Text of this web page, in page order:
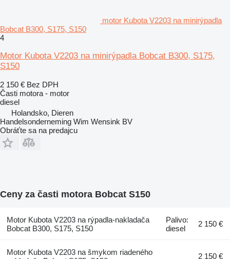
motor Kubota V2203 na minirýpadla
Bobcat B300, S175, S150
4
Motor Kubota V2203 na minirýpadla Bobcat B300, S175,
S150
2 150 € Bez DPH
Časti motora - motor
diesel
Holandsko, Dieren
Handelsonderneming Wim Wensink BV
Obráťte sa na predajcu
Ceny za časti motora Bobcat S150
Motor Kubota V2203 na rýpadla-nakladača
Bobcat B300, S175, S150
Palivo:
diesel
2 150 €
Motor Kubota V2203 na šmykom riadeného
2 150 €